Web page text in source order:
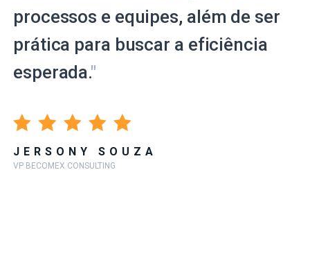
processos e equipes, além de ser
prática para buscar a eficiência
esperada."
JERSONY SOUZA
VP BECOMEX CONSULTING